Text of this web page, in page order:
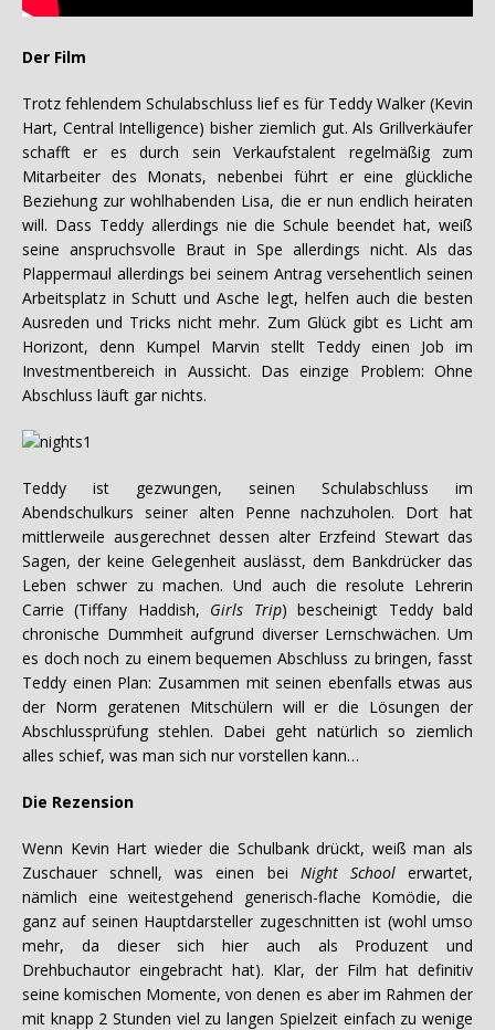
Der Film
Trotz fehlendem Schulabschluss lief es für Teddy Walker (Kevin
Hart, Central Intelligence) bisher ziemlich gut. Als Grillverkäufer
schafft er es durch sein Verkaufstalent regelmäßig zum
Mitarbeiter des Monats, nebenbei führt er eine glückliche
Beziehung zur wohlhabenden Lisa, die er nun endlich heiraten
will. Dass Teddy allerdings nie die Schule beendet hat, weiß
seine anspruchsvolle Braut in Spe allerdings nicht. Als das
Plappermaul allerdings bei seinem Antrag versehentlich seinen
Arbeitsplatz in Schutt und Asche legt, helfen auch die besten
Ausreden und Tricks nicht mehr. Zum Glück gibt es Licht am
Horizont, denn Kumpel Marvin stellt Teddy einen Job im
Investmentbereich in Aussicht. Das einzige Problem: Ohne
Abschluss läuft gar nichts.
Teddy ist gezwungen, seinen Schulabschluss im
Abendschulkurs seiner alten Penne nachzuholen. Dort hat
mittlerweile ausgerechnet dessen alter Erzfeind Stewart das
Sagen, der keine Gelegenheit auslässt, dem Bankdrücker das
Leben schwer zu machen. Und auch die resolute Lehrerin
Carrie (Tiffany Haddish, Girls Trip) bescheinigt Teddy bald
chronische Dummheit aufgrund diverser Lernschwächen. Um
es doch noch zu einem bequemen Abschluss zu bringen, fasst
Teddy einen Plan: Zusammen mit seinen ebenfalls etwas aus
der Norm geratenen Mitschülern will er die Lösungen der
Abschlussprüfung stehlen. Dabei geht natürlich so ziemlich
alles schief, was man sich nur vorstellen kann…
Die Rezension
Wenn Kevin Hart wieder die Schulbank drückt, weiß man als
Zuschauer schnell, was einen bei Night Schoolerwartet,
nämlich eine weitestgehend generisch-flache Komödie, die
ganz auf seinen Hauptdarsteller zugeschnitten ist (wohl umso
mehr, da dieser sich hier auch als Produzent und
Drehbuchautor eingebracht hat). Klar, der Film hat definitiv
seine komischen Momente, von denen es aber im Rahmen der
mit knapp 2 Stunden viel zu langen Spielzeit einfach zu wenige